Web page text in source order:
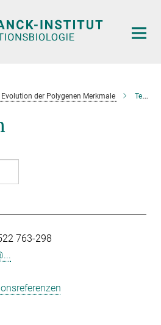
der Polygenen Merkmale Team
763-298